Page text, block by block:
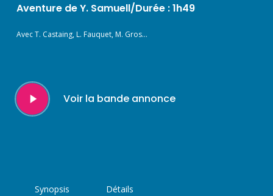
Aventure de Y. Samuell/Durée : 1h49
Avec T. Castaing, L. Fauquet, M. Gros…
Play
Video
Voir la bande annonce
Synopsis Détails